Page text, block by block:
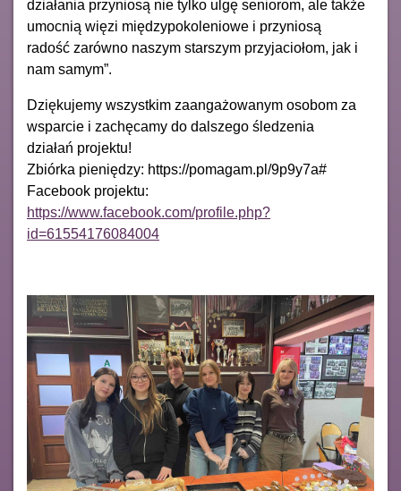
działania przyniosą nie tylko ulgę seniorom, ale także
umocnią więzi międzypokoleniowe i przyniosą
radość zarówno naszym starszym przyjaciołom, jak i
nam samym”.
Dziękujemy wszystkim zaangażowanym osobom za
wsparcie i zachęcamy do dalszego śledzenia
działań projektu!
Zbiórka pieniędzy: https://pomagam.pl/9p9y7a#
Facebook projektu:
https://www.facebook.com/profile.php?
id=61554176084004